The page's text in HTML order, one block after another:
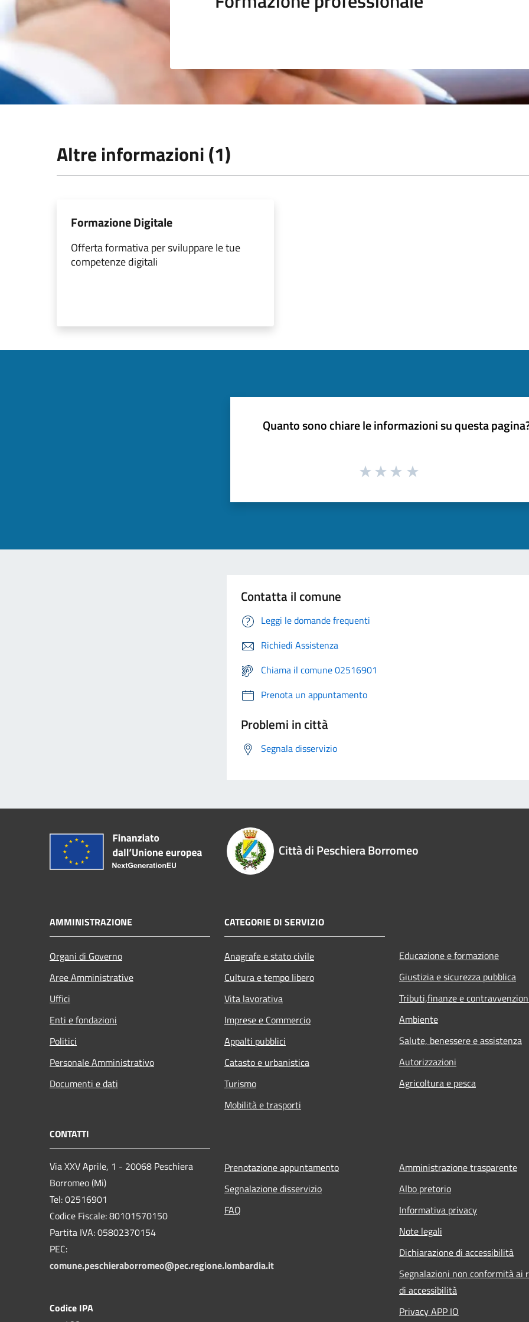
Altre informazioni (1)
Formazione Digitale
Offerta formativa per sviluppare le tue
competenze digitali
Quanto sono chiare le informazioni su questa
Contatta il comune
Leggi le domande frequenti
Richiedi Assistenza
Chiama il comune 02516901
Prenota un appuntamento
Problemi in città
Segnala disservizio
Città di Peschiera Borromeo
AMMINISTRAZIONE
Organi di Governo
Aree Amministrative
Uffici
Enti e fondazioni
Politici
Personale Amministrativo
Documenti e dati
CATEGORIE DI SERVIZIO
Anagrafe e stato civile
Cultura e tempo libero
Vita lavorativa
Imprese e Commercio
Appalti pubblici
Catasto e urbanistica
Turismo
Mobilità e trasporti
Educazione e formazione
Giustizia e sicurezza pubblica
Tributi,finanze e
Ambiente
Salute, benessere e assistenza
Autorizzazioni
Agricoltura e pesca
CONTATTI
Via XXV Aprile, 1 - 20068 Peschiera
Borromeo (Mi)
Tel: 02516901
Codice Fiscale: 80101570150
Partita IVA: 05802370154
PEC:
comune.peschieraborromeo@pec.regione.lombardia.it
Codice IPA
Prenotazione appuntamento
Segnalazione disservizio
FAQ
Amministrazione trasparente
Albo pretorio
Informativa privacy
Note legali
Dichiarazione di accessibilità
Segnalazioni non conformità ai
di accessibilità
Privacy APP IO